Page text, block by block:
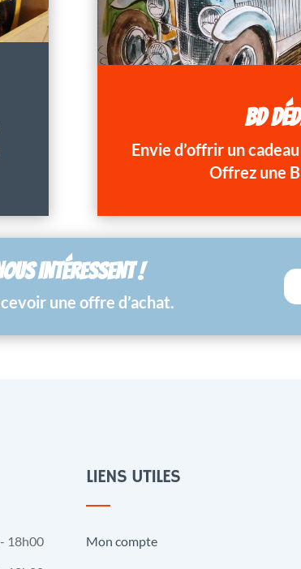
BD
Envie d’offrir un
Offrez une
INTÉRESSENT !
une offre d’achat.
18h00
LIENS UTILES
Mon compte